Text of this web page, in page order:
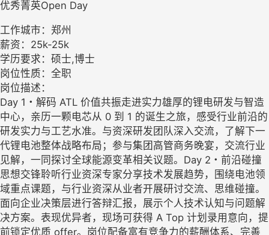
优秀菁英Open Day
工作城市：郑州
薪资：25k-25k
学历要求：硕士,博士
岗位性质：全职
岗位描述：
Day 1・解码 ATL 价值共振走进实力雄厚的锂电研发与智造
中心，亲历一颗电芯从 0 到 1 的诞生之旅，感受行业前沿的
研发实力与工艺水准。与资深研发团队深入交流，了解下一
代锂电池整体战略布局；参与集团高管商务晚宴，交流行业
见解，一同探讨全球能源变革相关议题。Day 2・前沿碰撞
思想交锋聆听行业资深专家分享技术发展趋势，围绕电池领
域重点课题，与行业资深从业者开展研讨交流、思维碰撞。
面向企业决策层进行答辩汇报，展示个人技术认知与问题解
决方案。表现优异者，现场可获得 A Top 计划录用意向，提
前锁定优质 offer。岗位配备富有竞争力的薪酬体系、完善